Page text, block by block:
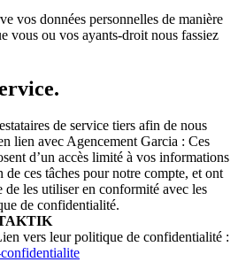
vos données personnelles de manière
vous ou vos ayants-droit nous fassiez
de service tiers afin de nous
lien avec Agencement Garcia : Ces
d’un accès limité à vos informations
de ces tâches pour notre compte, et ont
les utiliser en conformité avec les
de confidentialité.
vers leur politique de confidentialité :